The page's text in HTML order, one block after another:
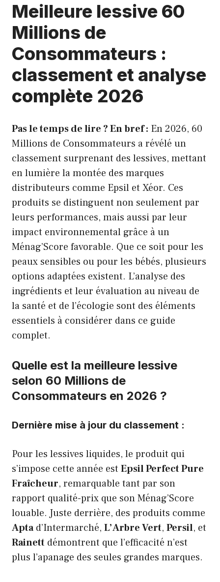
Meilleure lessive 60
Millions de
Consommateurs :
classement et analyse
complète 2026
Pas le temps de lire ? En bref : En 2026, 60
Millions de Consommateurs a révélé un
classement surprenant des lessives, mettant
en lumière la montée des marques
distributeurs comme Epsil et Xéor. Ces
produits se distinguent non seulement par
leurs performances, mais aussi par leur
impact environnemental grâce à un
Ménag’Score favorable. Que ce soit pour les
peaux sensibles ou pour les bébés, plusieurs
options adaptées existent. L’analyse des
ingrédients et leur évaluation au niveau de
la santé et de l’écologie sont des éléments
essentiels à considérer dans ce guide
complet.
Quelle est la meilleure lessive
selon 60 Millions de
Consommateurs en 2026 ?
Dernière mise à jour du classement :
Pour les lessives liquides, le produit qui
s’impose cette année est Epsil Perfect Pure
Fraîcheur, remarquable tant par son
rapport qualité-prix que son Ménag’Score
louable. Juste derrière, des produits comme
Aptad’Intermarché, L’Arbre Vert, Persil, et
Rainett démontrent que l’efficacité n’est
plus l’apanage des seules grandes marques.